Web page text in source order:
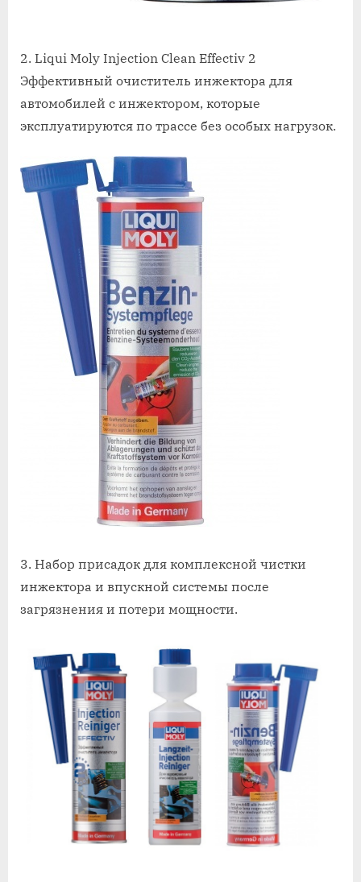
2. Liqui Moly Injection Clean Effectiv 2
Эффективный очиститель инжектора для
автомобилей с инжектором, которые
эксплуатируются по трассе без особых нагрузок.
3. Набор присадок для комплексной чистки
инжектора и впускной системы после
загрязнения и потери мощности.